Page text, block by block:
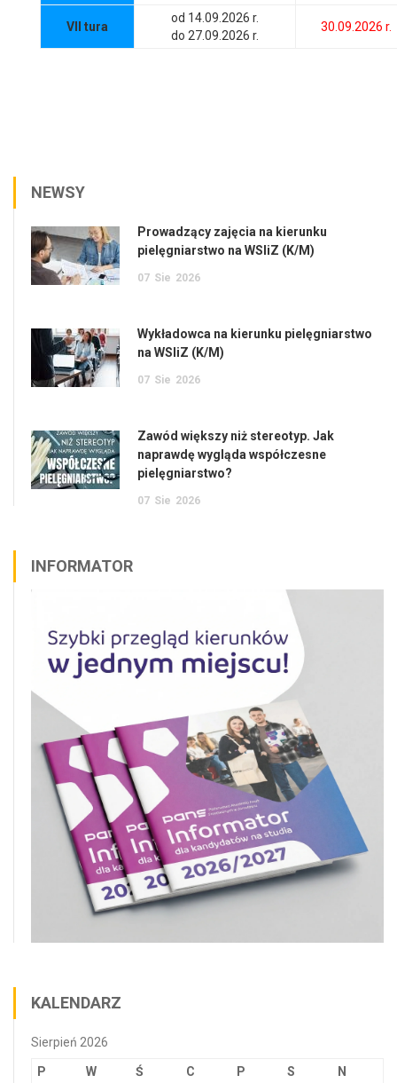
VII tura
od 14.09.2026 r.
do 27.09.2026 r.
30.09.2026 r.
NEWSY
Prowadzący zajęcia na kierunku
pielęgniarstwo na WSIiZ (K/M)
07 Sie 2026
Wykładowca na kierunku pielęgniarstwo
na WSIiZ (K/M)
07 Sie 2026
Zawód większy niż stereotyp. Jak
naprawdę wygląda współczesne
pielęgniarstwo?
07 Sie 2026
INFORMATOR
KALENDARZ
Sierpień 2026
P W Ś C P S N